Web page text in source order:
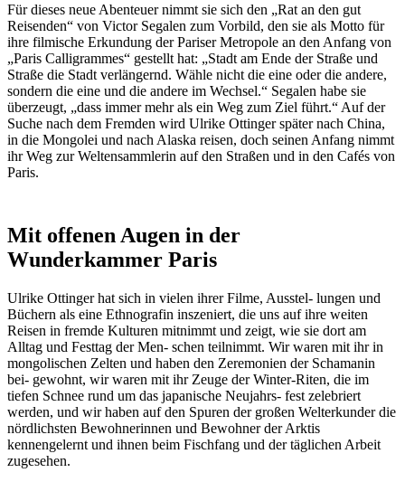
Für dieses neue Abenteuer nimmt sie sich den „Rat an den gut
Reisenden“ von Victor Segalen zum Vorbild, den sie als Motto für
ihre filmische Erkundung der Pariser Metropole an den Anfang von
„Paris Calligrammes“ gestellt hat: „Stadt am Ende der Straße und
Straße die Stadt verlängernd. Wähle nicht die eine oder die andere,
sondern die eine und die andere im Wechsel.“ Segalen habe sie
überzeugt, „dass immer mehr als ein Weg zum Ziel führt.“ Auf der
Suche nach dem Fremden wird Ulrike Ottinger später nach China,
in die Mongolei und nach Alaska reisen, doch seinen Anfang nimmt
ihr Weg zur Weltensammlerin auf den Straßen und in den Cafés von
Paris.
Mit offenen Augen in der
Wunderkammer Paris
Ulrike Ottinger hat sich in vielen ihrer Filme, Ausstel- lungen und
Büchern als eine Ethnografin inszeniert, die uns auf ihre weiten
Reisen in fremde Kulturen mitnimmt und zeigt, wie sie dort am
Alltag und Festtag der Men- schen teilnimmt. Wir waren mit ihr in
mongolischen Zelten und haben den Zeremonien der Schamanin
bei- gewohnt, wir waren mit ihr Zeuge der Winter-Riten, die im
tiefen Schnee rund um das japanische Neujahrs- fest zelebriert
werden, und wir haben auf den Spuren der großen Welterkunder die
nördlichsten Bewohnerinnen und Bewohner der Arktis
kennengelernt und ihnen beim Fischfang und der täglichen Arbeit
zugesehen.